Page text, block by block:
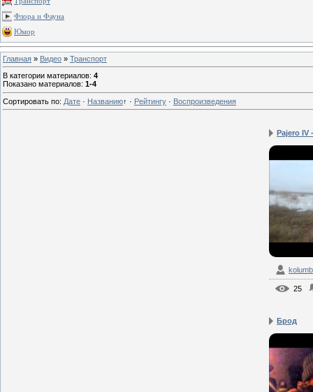
Флора и Фауна
Юмор
Главная » Видео » Транспорт
В категории материалов: 4
Показано материалов: 1-4
Сортировать по: Дате · Названию↑ · Рейтингу · Воспроизведения
Pajero IV
25
Брод